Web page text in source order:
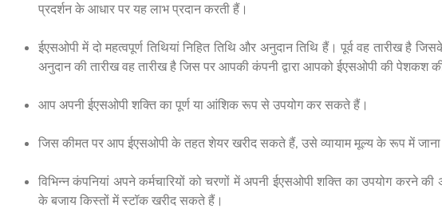
प्रदर्शन के आधार पर यह लाभ प्रदान करती हैं।
ईएसओपी में दो महत्वपूर्ण तिथियां निहित तिथि और अनुदान तिथि हैं। पूर्व वह तारीख है
अनुदान की तारीख वह तारीख है जिस पर आपकी कंपनी द्वारा आपको ईएसओपी की पेशकश
आप अपनी ईएसओपी शक्ति का पूर्ण या आंशिक रूप से उपयोग कर सकते हैं।
जिस कीमत पर आप ईएसओपी के तहत शेयर खरीद सकते हैं, उसे व्यायाम मूल्य के रूप में जाना
विभिन्न कंपनियां अपने कर्मचारियों को चरणों में अपनी ईएसओपी शक्ति का उपयोग करने
के बजाय किस्तों में स्टॉक खरीद सकते हैं।